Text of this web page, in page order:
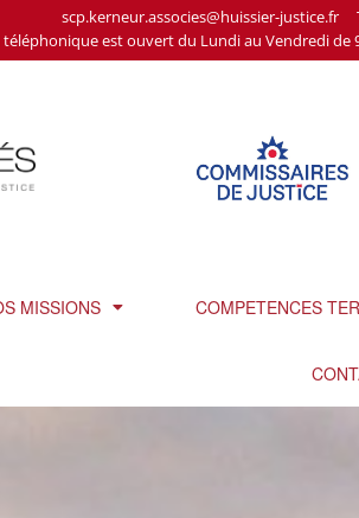
scp.kerneur.associes@huissier-justice.fr
est ouvert du Lundi au Vendredi de
MISSIONS COMPETENCES